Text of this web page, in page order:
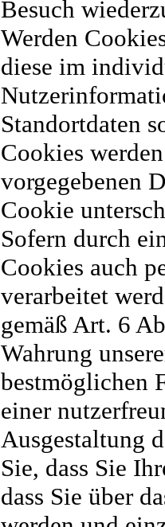
Besuch
Werden
diese im
Standortdaten
Cookies
vorgegebenen
Cookie
Sofern durch
Cookies auch
verarbeitet
gemäß Art. 6
Wahrung
bestmöglichen
einer
Ausgestaltung
Sie, dass Sie
dass Sie über